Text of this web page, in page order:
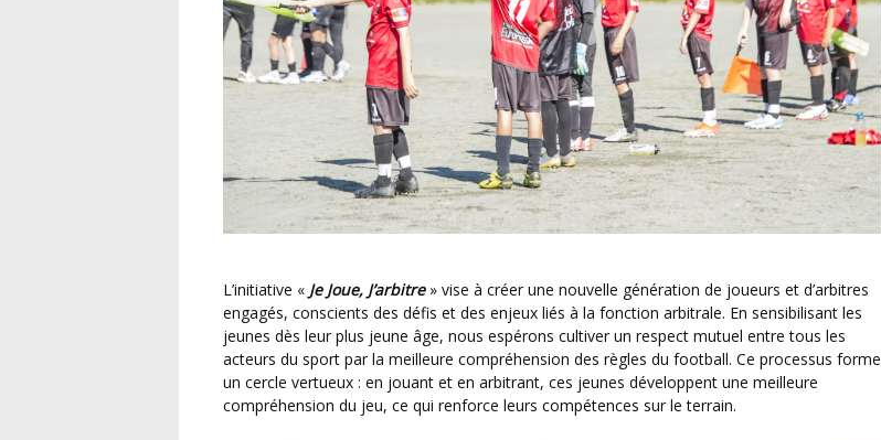
L’initiative « Je Joue, J’arbitre» vise à créer une nouvelle génération de joueurs et d’arbitres
engagés, conscients des défis et des enjeux liés à la fonction arbitrale. En sensibilisant les
jeunes dès leur plus jeune âge, nous espérons cultiver un respect mutuel entre tous les
acteurs du sport par la meilleure compréhension des règles du football. Ce processus forme
un cercle vertueux : en jouant et en arbitrant, ces jeunes développent une meilleure
compréhension du jeu, ce qui renforce leurs compétences sur le terrain.